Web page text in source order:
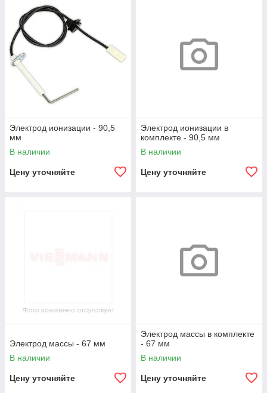
Электрод ионизации - 90,5
мм
В наличии
Цену уточняйте
Электрод ионизации в
комплекте - 90,5 мм
В наличии
Цену уточняйте
Электрод массы - 67 мм
В наличии
Цену уточняйте
Электрод массы в комплекте
- 67 мм
В наличии
Цену уточняйте